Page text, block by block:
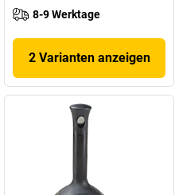
8-9 Werktage
2 Varianten anzeigen